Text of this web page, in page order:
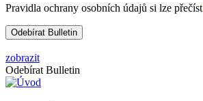
Pravidla ochrany osobních údajů si lze přečíst
zobrazit
Odebírat Bulletin